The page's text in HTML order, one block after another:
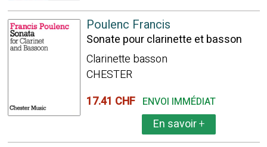
Poulenc Francis
Sonate pour clarinette et basson
Clarinette basson
CHESTER
17.41 CHF ENVOI IMMÉDIAT
En savoir+